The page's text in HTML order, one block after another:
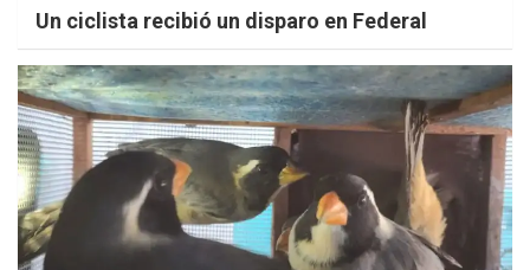
Un ciclista recibió un disparo en Federal